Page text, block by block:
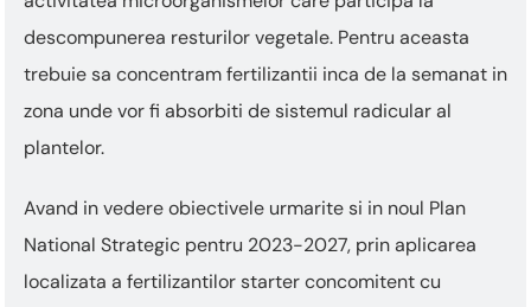
descompunerea resturilor vegetale. Pentru aceasta
trebuie sa concentram fertilizantii inca de la semanat in
zona unde vor fi absorbiti de sistemul radicular al
plantelor.
Avand in vedere obiectivele urmarite si in noul Plan
National Strategic pentru 2023-2027, prin aplicarea
localizata a fertilizantilor starter concomitent cu